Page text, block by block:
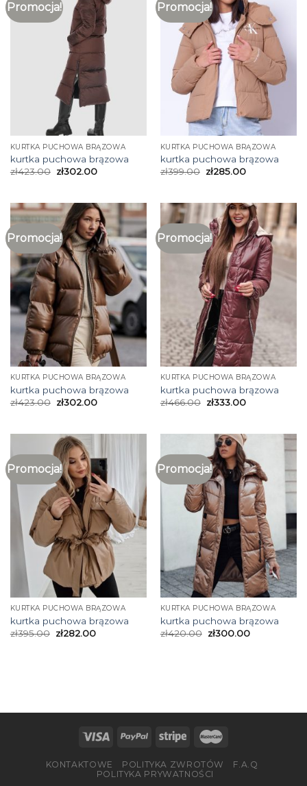
Promocja!
KURTKA PUCHOWA BRĄZOWA
kurtka puchowa brązowa
zł423.00 zł302.00
Promocja!
KURTKA PUCHOWA BRĄZOWA
kurtka puchowa brązowa
zł399.00 zł285.00
Promocja!
KURTKA PUCHOWA BRĄZOWA
kurtka puchowa brązowa
zł423.00 zł302.00
Promocja!
KURTKA PUCHOWA BRĄZOWA
kurtka puchowa brązowa
zł466.00 zł333.00
Promocja!
KURTKA PUCHOWA BRĄZOWA
kurtka puchowa brązowa
zł395.00 zł282.00
Promocja!
KURTKA PUCHOWA BRĄZOWA
kurtka puchowa brązowa
zł420.00 zł300.00
KONTAKTOWE POLITYKA ZWROTÓW
F.A.Q
POLITYKA PRYWATNOŚCI